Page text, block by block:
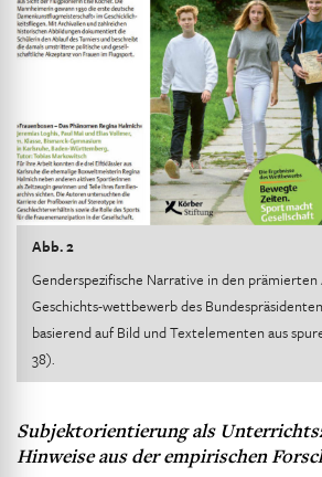
Abb. 2
Genderspezifische Narrative in den
Geschichts-wettbewerb des
basierend auf Bild und Textelementen aus
38).
Subjektorientierung als
Hinweise aus der empirischen